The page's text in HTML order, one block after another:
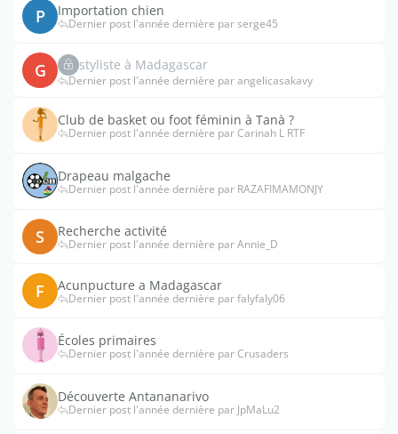
P Importation chien
Dernier post l'année dernière par serge45
G styliste à Madagascar
Dernier post l'année dernière par angelicasakavy
Club de basket ou foot féminin à Tanà ?
Dernier post l'année dernière par Carinah L RTF
Drapeau malgache
Dernier post l'année dernière par RAZAFIMAMONJY
S Recherche activité
Dernier post l'année dernière par Annie_D
F Acunpucture a Madagascar
Dernier post l'année dernière par falyfaly06
Écoles primaires
Dernier post l'année dernière par Crusaders
Découverte Antananarivo
Dernier post l'année dernière par JpMaLu2